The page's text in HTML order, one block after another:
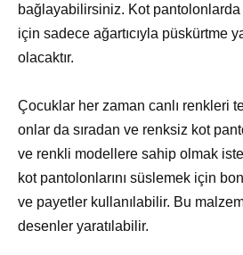
bağlayabilirsiniz. Kot
için sadece ağartıcıyla püskürtme
olacaktır.
Çocuklar her zaman canlı renkleri
onlar da sıradan ve renksiz kot
ve renkli modellere sahip olmak
kot pantolonlarını süslemek için
ve payetler kullanılabilir. Bu
desenler yaratılabilir.